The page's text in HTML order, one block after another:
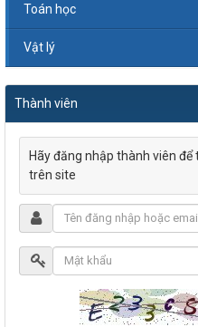
Toán học
Vật lý
Thành viên
Hãy đăng nhập thành viên
trên site